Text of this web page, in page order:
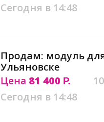
Сегодня в 14:48
Продам: модуль
Ульяновске
Цена 81 400 Р.
Сегодня в 14:48